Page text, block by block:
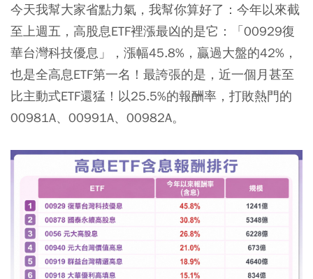
今天我幫大家省點力氣，我幫你算好了：今年以來截
至上週五，高股息ETF裡漲最凶的是它：「00929復
華台灣科技優息」，漲幅45.8%，贏過大盤的42%，
也是全高息ETF第一名！最誇張的是，近一個月甚至
比主動式ETF還猛！以25.5%的報酬率，打敗熱門的
00981A、 00991A、 00982A。